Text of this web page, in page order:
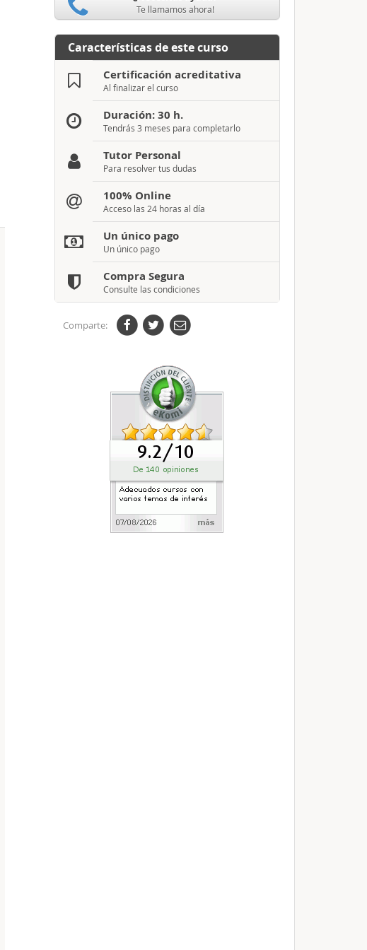
Te llamamos ahora!
Características de este curso
Certificación acreditativa
Al finalizar el curso
Duración: 30 h.
Tendrás 3 meses para completarlo
Tutor Personal
Para resolver tus dudas
100% Online
Acceso las 24 horas al día
Un único pago
Un único pago
Compra Segura
Consulte las condiciones
Comparte: